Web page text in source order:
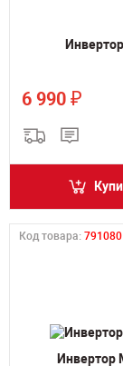
6 990 ₽
Код товара: 791080
Инвертор